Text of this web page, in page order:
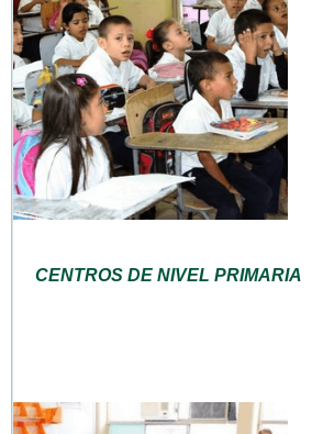
CENTROS DE NIVEL PRIMARIA